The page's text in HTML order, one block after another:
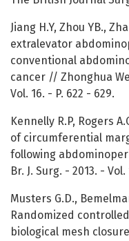
Jiang H.Y, Zhou YB.,
extralevator
conventional
cancer // Zhonghua
Vol. 16. - P. 622 - 629.
Kennelly R.P, Rogers
of circumferential
following
Br. J. Surg. - 2013. -
Musters G.D.,
Randomized
biological mesh